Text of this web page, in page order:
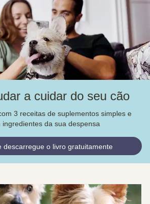
a cuidar do seu cão
3 receitas de suplementos simples e
da sua despensa
descarregue o livro gratuitamente